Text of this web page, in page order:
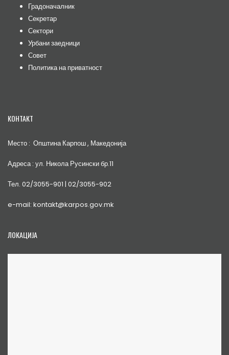
Градоначалник
Секретар
Сектори
Урбани заедници
Совет
Политика на приватност
КОНТАКТ
Место : Општина Карпош , Македонија
Адреса : ул. Никола Русински бр.11
Тел. 02/3055-901 | 02/3055-902
e-mail: kontakt@karpos.gov.mk
ЛОКАЦИЈА